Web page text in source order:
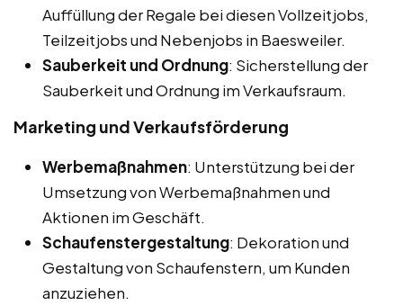
Auffüllung der Regale bei diesen Vollzeitjobs,
Teilzeitjobs und Nebenjobs in Baesweiler.
Sauberkeit und Ordnung: Sicherstellung der
Sauberkeit und Ordnung im Verkaufsraum.
Marketing und Verkaufsförderung
Werbemaßnahmen: Unterstützung bei der
Umsetzung von Werbemaßnahmen und
Aktionen im Geschäft.
Schaufenstergestaltung: Dekoration und
Gestaltung von Schaufenstern, um Kunden
anzuziehen.